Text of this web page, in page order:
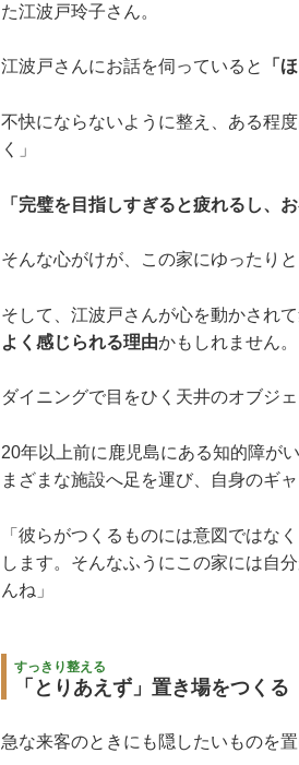
た江波戸玲子さん。
江波戸さんにお話を伺っていると 「
不快にならないように整え、ある程
く」
「完璧を目指しすぎると疲れるし、
そんな心がけが、この家にゆったり
そして、江波戸さんが心を動かされ
よく感じられる理由かもしれません。
ダイニングで目をひく天井のオブジ
20年以上前に鹿児島にある知的障が
まざまな施設へ足を運び、自身のギ
「彼らがつくるものには意図ではな
します。そんなふうにこの家には自
んね」
すっきり整える
「とりあえず」置き場をつくる
急な来客のときにも隠したいものを